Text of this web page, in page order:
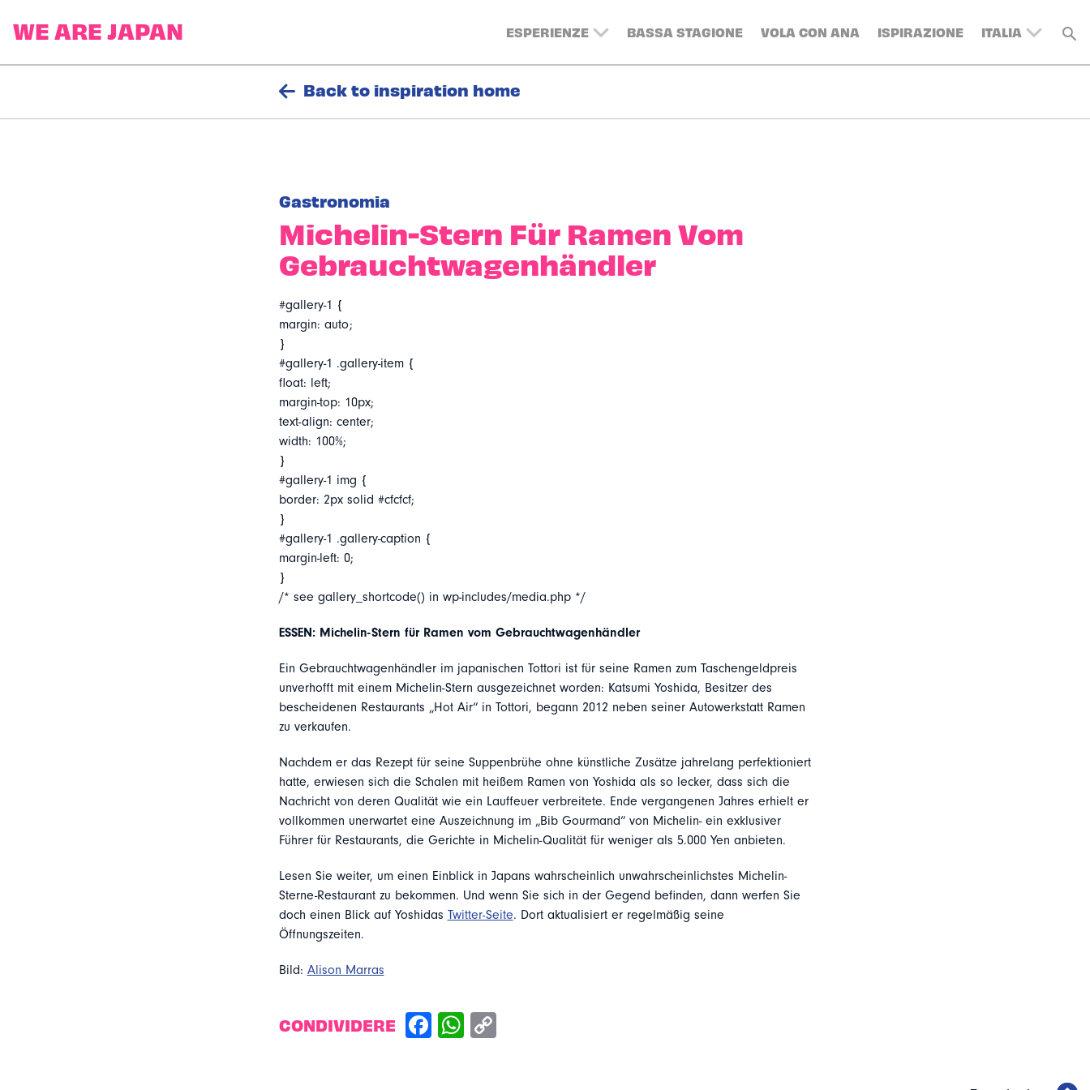
ESPERIENZE BASSA STAGIONE VOLA CON ANA ISPIRAZIONE ITALIA
UNITED
Back to inspiration home
Gastronomia
Michelin-Stern Für Ramen Vom
Gebrauchtwagenhändler
#gallery-1 {
margin: auto;
}
#gallery-1 .gallery-item {
float: left;
margin-top: 10px;
text-align: center;
width: 100%;
}
#gallery-1 img {
border: 2px solid #cfcfcf;
}
#gallery-1 .gallery-caption {
margin-left: 0;
}
/* see gallery_shortcode() in wp-includes/media.php */
ESSEN: Michelin-Stern für Ramen vom Gebrauchtwagenhändler
Ein Gebrauchtwagenhändler im japanischen Tottori ist für seine Ramen zum Taschengeldpreis
unverhofft mit einem Michelin-Stern ausgezeichnet worden: Katsumi Yoshida, Besitzer des
bescheidenen Restaurants „Hot Air“ in Tottori, begann 2012 neben seiner Autowerkstatt Ramen
zu verkaufen.
Nachdem er das Rezept für seine Suppenbrühe ohne künstliche Zusätze jahrelang perfektioniert
hatte, erwiesen sich die Schalen mit heißem Ramen von Yoshida als so lecker, dass sich die
Nachricht von deren Qualität wie ein Lauffeuer verbreitete. Ende vergangenen Jahres erhielt er
vollkommen unerwartet eine Auszeichnung im „Bib Gourmand“ von Michelin- ein exklusiver
Führer für Restaurants, die Gerichte in Michelin-Qualität für weniger als 5.000 Yen anbieten.
Lesen Sie weiter, um einen Einblick in Japans wahrscheinlich unwahrscheinlichstes Michelin-
Sterne-Restaurant zu bekommen. Und wenn Sie sich in der Gegend befinden, dann werfen Sie
doch einen Blick auf Yoshidas Twitter-Seite. Dort aktualisiert er regelmäßig seine
Öffnungszeiten.
Bild: Alison Marras
CONDIVIDERE